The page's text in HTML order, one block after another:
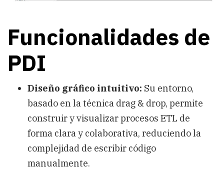
Funcionalidades de
PDI
Diseño gráfico intuitivo: Su entorno,
basado en la técnica drag & drop, permite
construir y visualizar procesos ETL de
forma clara y colaborativa, reduciendo la
complejidad de escribir código
manualmente.